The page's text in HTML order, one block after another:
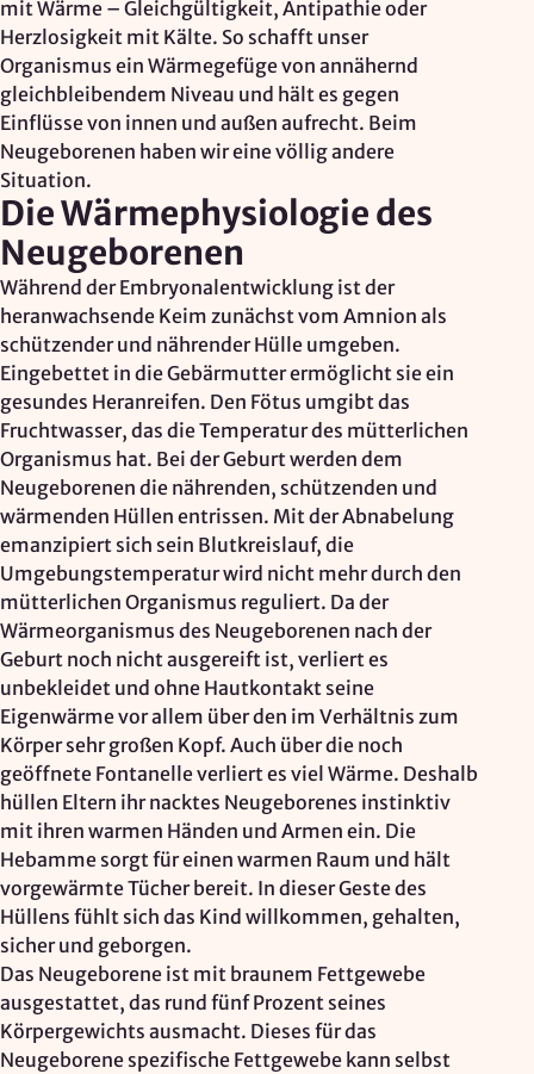
mit Wärme – Gleichgültigkeit, Antipathie oder
Herzlosigkeit mit Kälte. So schafft unser
Organismus ein Wärmegefüge von annähernd
gleichbleibendem Niveau und hält es gegen
Einflüsse von innen und außen aufrecht. Beim
Neugeborenen haben wir eine völlig andere
Situation.
Die Wärmephysiologie des
Neugeborenen
Während der Embryonalentwicklung ist der
heranwachsende Keim zunächst vom Amnion als
schützender und nährender Hülle umgeben.
Eingebettet in die Gebärmutter ermöglicht sie ein
gesundes Heranreifen. Den Fötus umgibt das
Fruchtwasser, das die Temperatur des mütterlichen
Organismus hat. Bei der Geburt werden dem
Neugeborenen die nährenden, schützenden und
wärmenden Hüllen entrissen. Mit der Abnabelung
emanzipiert sich sein Blutkreislauf, die
Umgebungstemperatur wird nicht mehr durch den
mütterlichen Organismus reguliert. Da der
Wärmeorganismus des Neugeborenen nach der
Geburt noch nicht ausgereift ist, verliert es
unbekleidet und ohne Hautkontakt seine
Eigenwärme vor allem über den im Verhältnis zum
Körper sehr großen Kopf. Auch über die noch
geöffnete Fontanelle verliert es viel Wärme. Deshalb
hüllen Eltern ihr nacktes Neugeborenes instinktiv
mit ihren warmen Händen und Armen ein. Die
Hebamme sorgt für einen warmen Raum und hält
vorgewärmte Tücher bereit. In dieser Geste des
Hüllens fühlt sich das Kind willkommen, gehalten,
sicher und geborgen.
Das Neugeborene ist mit braunem Fettgewebe
ausgestattet, das rund fünf Prozent seines
Körpergewichts ausmacht. Dieses für das
Neugeborene spezifische Fettgewebe kann selbst
Mapbox Inc., US
Zweck:
Kartendarstellung
Rechtsgrundlage: Art. 6 Abs. 1 lit. a DSGVO
Vimeo
Anbieter:
Vimeo Inc., USA
Zweck:
Videowiedergabe
Rechtsgrundlage: Art. 6 Abs. 1 lit. a DSGVO
Matomo (Webanalyse)
Anbieter:
Vereinigung der Waldorfkindergärten e. V.
Zweck:
Reichweitenmessung, technische Optimierung
Cookie Laufzeit:
180 Tage
Hosting: DomainFactory GmbH, Deutschland
Rechtsgrundlage: Art. 6 Abs. 1 lit. f DSGVO
IP-Anonymisierung: aktiviert
Mailjet
Anbieter:
Mailjet GmbH
Zweck:
Anmeldung und Versand von Newslettern